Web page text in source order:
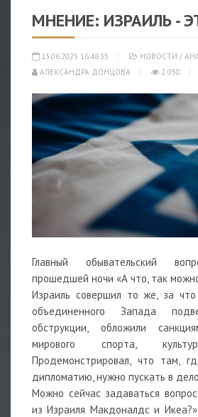
МНЕНИЕ: ИЗРАИЛЬ -
13.06.2025 16:48:35 НОВОСТИ /
АЛЕКСАНДРА ДОНЦОВА
2 050
Главный обывательский
прошедшей ночи «А что, так
Израиль совершил то же, за
объединенного Запада
обструкции, обложили
мирового спорта,
Продемонстрировал, что там,
дипломатию, нужно пускать в
Можно сейчас задаваться
из Израиля Макдоналдс и